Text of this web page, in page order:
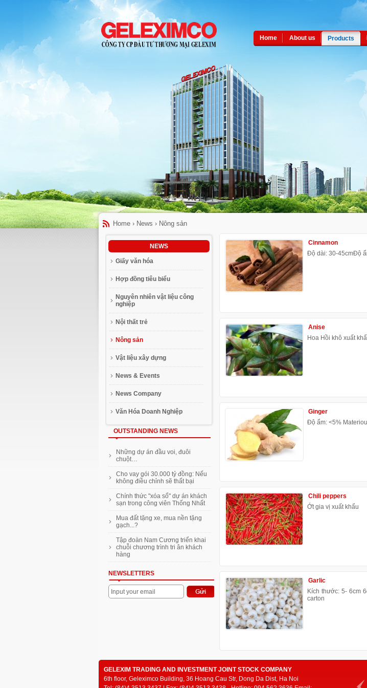
Home About us Products
Home › News › Nông sản
NEWS
Giấy văn hóa
Hợp đồng tiêu biểu
Nguyên nhiên vật liệu công
nghiệp
Nội thất trẻ
Nông sản
Vật liệu xây dựng
News & Events
News Company
Văn Hóa Doanh Nghiệp
OUTSTANDING NEWS
Những dự án đầu voi, đuôi
chuột…
Cho vay gói 30.000 tỷ đồng: Nếu
không điều chỉnh sẽ thất bại
Chính thức "xóa sổ" dự án khách
sạn trong công viên Thống Nhất
Mua đất tặng xe, mua nền tặng
gạch...?
Tập đoàn Nam Cương triển khai
chuỗi chương trình tri ân khách
hàng
NEWSLETTERS
Input your email
Cinnamon
Độ dài: 30-45cmĐộ
Anise
Hoa Hồi khô xuất
Ginger
Độ ẩm: <5%
Chili peppers
Ớt gia vị xuất khẩu
Garlic
Kích thước: 5- 6cm
carton
GELEXIM TRADING AND INVESTMENT JOINT STOCK COMPANY
6th floor, Geleximco Building, 36 Hoang Cau Str, Dong Da Dist, Ha Noi